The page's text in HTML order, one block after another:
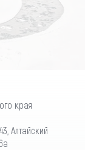
края
Алтайский